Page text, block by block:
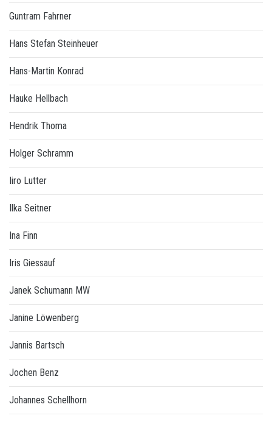
Guntram Fahrner
Hans Stefan Steinheuer
Hans-Martin Konrad
Hauke Hellbach
Hendrik Thoma
Holger Schramm
Iiro Lutter
Ilka Seitner
Ina Finn
Iris Giessauf
Janek Schumann MW
Janine Löwenberg
Jannis Bartsch
Jochen Benz
Johannes Schellhorn